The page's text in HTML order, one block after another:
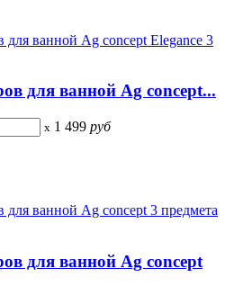
для ванной Ag concept...
x 1 499 руб
для ванной Ag concept